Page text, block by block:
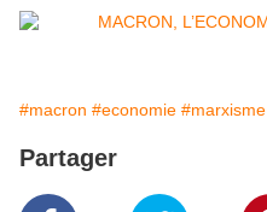
#macron #economie #marxisme
Partager